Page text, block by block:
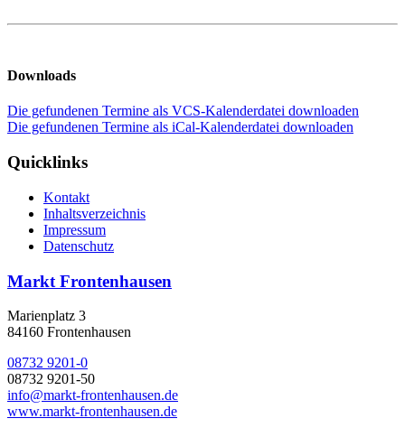
Downloads
Die gefundenen Termine als VCS-Kalenderdatei downloaden
Die gefundenen Termine als iCal-Kalenderdatei downloaden
Quicklinks
Kontakt
Inhaltsverzeichnis
Impressum
Datenschutz
Markt Frontenhausen
Marienplatz 3
84160 Frontenhausen
08732 9201-0
08732 9201-50
info@markt-frontenhausen.de
www.markt-frontenhausen.de